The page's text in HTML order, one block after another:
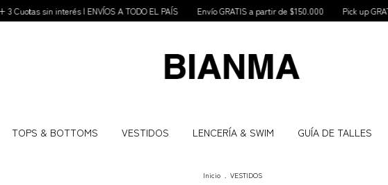
A TODO EL PAÍS Envío GRATIS a partir de $150.000 Pick up GRATIS Belgrano 20% Off
TOPS & BOTTOMS VESTIDOS LENCERÍA & SWIM GUÍA DE TALLES
Inicio . VESTIDOS